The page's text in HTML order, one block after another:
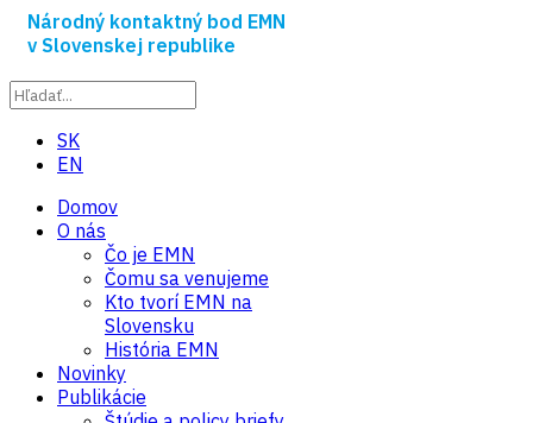
Národný kontaktný bod EMN
v Slovenskej republike
SK
EN
Domov
O nás
Čo je EMN
Čomu sa venujeme
Kto tvorí EMN na
Slovensku
História EMN
Novinky
Publikácie